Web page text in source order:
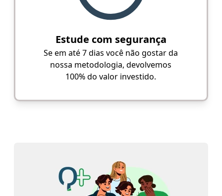
Estude com segurança
Se em até 7 dias você não gostar da
nossa metodologia, devolvemos
100% do valor investido.